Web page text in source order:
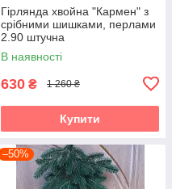
Гірлянда хвойна "Кармен" з
срібними шишками, перлами
2.90 штучна
В наявності
630 ₴ 1 260 ₴
Купити
–50%